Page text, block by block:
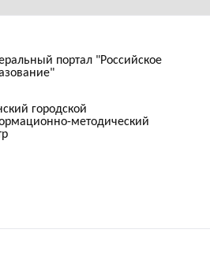
портал "Российское
городской
методический